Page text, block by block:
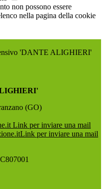
non possono essere
nella pagina della cookie
'DANTE ALIGHIERI'
(GO)
Link per inviare una mail
Link per inviare una mail